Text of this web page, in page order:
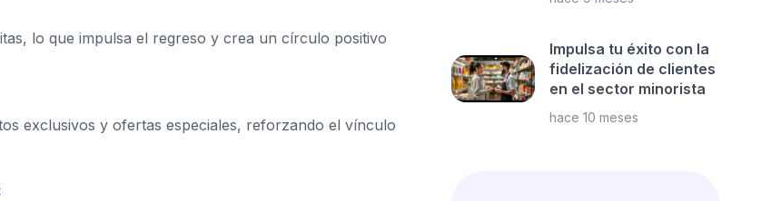
lo que impulsa el regreso y crea un círculo positivo
exclusivos y ofertas especiales, reforzando el vínculo
Impulsa tu éxito con la
fidelización de clientes
en el sector minorista
hace 10 meses